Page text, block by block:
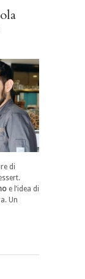
di
e l’idea di
Un